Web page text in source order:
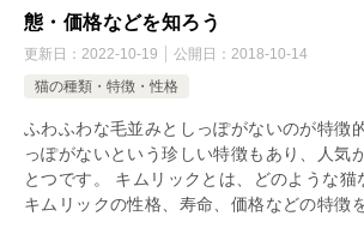
態・価格などを知ろう
更新日： 2022-10-19 公開日： 2018-10-14
猫の種類・特徴・性格
ふわふわな毛並みとしっぽがないのが特徴
っぽがないという珍しい特徴もあり、人気
とつです。 キムリックとは、どのような猫
キムリックの性格、寿命、価格などの特徴